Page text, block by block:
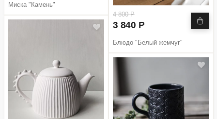
Миска "Камень"
4 800 Р
3 840 Р
Блюдо "Белый жемчуг"